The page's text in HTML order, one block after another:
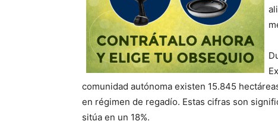
comunidad autónoma existen 15.845
en régimen de regadío. Estas cifras son
sitúa en un 18%.